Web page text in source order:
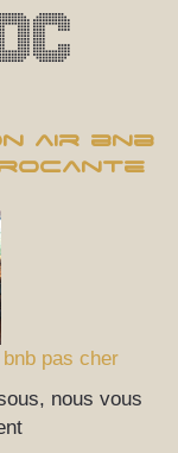
air bnb
pas cher
nous vous